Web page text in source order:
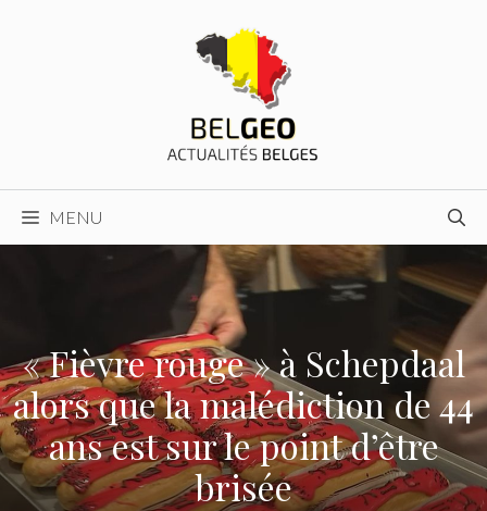
MENU
« Fièvre rouge » à Schepdaal
alors que la malédiction de 44
ans est sur le point d’être
brisée